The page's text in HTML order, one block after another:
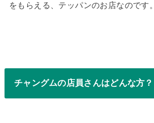
をもらえる、テッパンのお店なのです。
チャングムの店員さんはどんな方？